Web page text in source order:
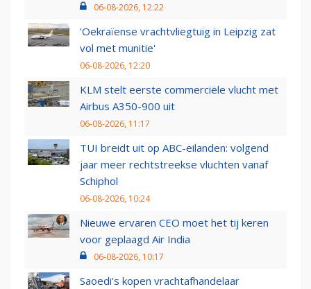
06-08-2026, 12:22
'Oekraïense vrachtvliegtuig in Leipzig zat
vol met munitie'
06-08-2026, 12:20
KLM stelt eerste commerciële vlucht met
Airbus A350-900 uit
06-08-2026, 11:17
TUI breidt uit op ABC-eilanden: volgend
jaar meer rechtstreekse vluchten vanaf
Schiphol
06-08-2026, 10:24
Nieuwe ervaren CEO moet het tij keren
voor geplaagd Air India
06-08-2026, 10:17
Saoedi’s kopen vrachtafhandelaar